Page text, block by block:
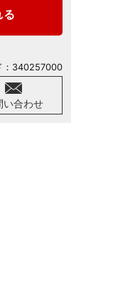
る
い合わせ
340257000